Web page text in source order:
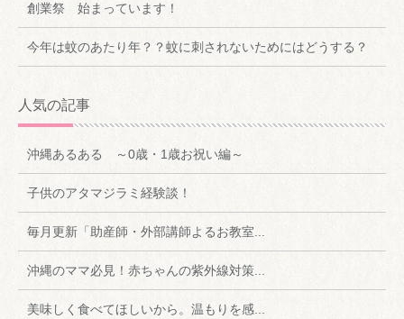
創業祭 始まっています！
今年は蚊のあたり年？？蚊に刺されないためにはどうする？
人気の記事
沖縄あるある ～0歳・1歳お祝い編～
子供のアタマジラミ経験談！
毎月更新「助産師・外部講師よるお教室...
沖縄のママ必見！赤ちゃんの紫外線対策...
美味しく食べてほしいから。温もりを感...